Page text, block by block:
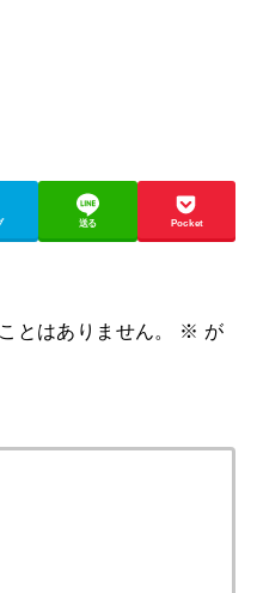
送る Pocket
とはありません。 ※ が